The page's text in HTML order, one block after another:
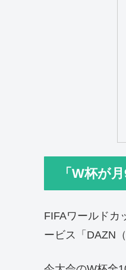
「W杯が
FIFAワールドカ
ービス「DAZN